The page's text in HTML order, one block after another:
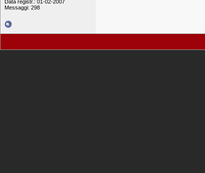
Data registr.: 01-02-2007
Messaggi: 298